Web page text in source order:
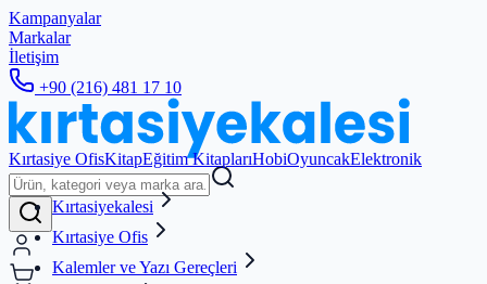
Kampanyalar
Markalar
İletişim
+90 (216) 481 17 10
Kırtasiye OfisKitapEğitim KitaplarıHobiOyuncakElektronik
Kırtasiyekalesi
Kırtasiye Ofis
Kalemler ve Yazı Gereçleri